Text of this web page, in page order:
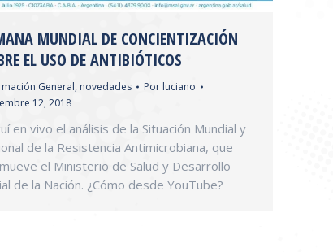
MUNDIAL DE CONCIENTIZACIÓN
EL USO DE ANTIBIÓTICOS
General, novedades Por luciano
12, 2018
en vivo el análisis de la Situación Mundial y
de la Resistencia Antimicrobiana, que
el Ministerio de Salud y Desarrollo
de la Nación. ¿Cómo desde YouTube?